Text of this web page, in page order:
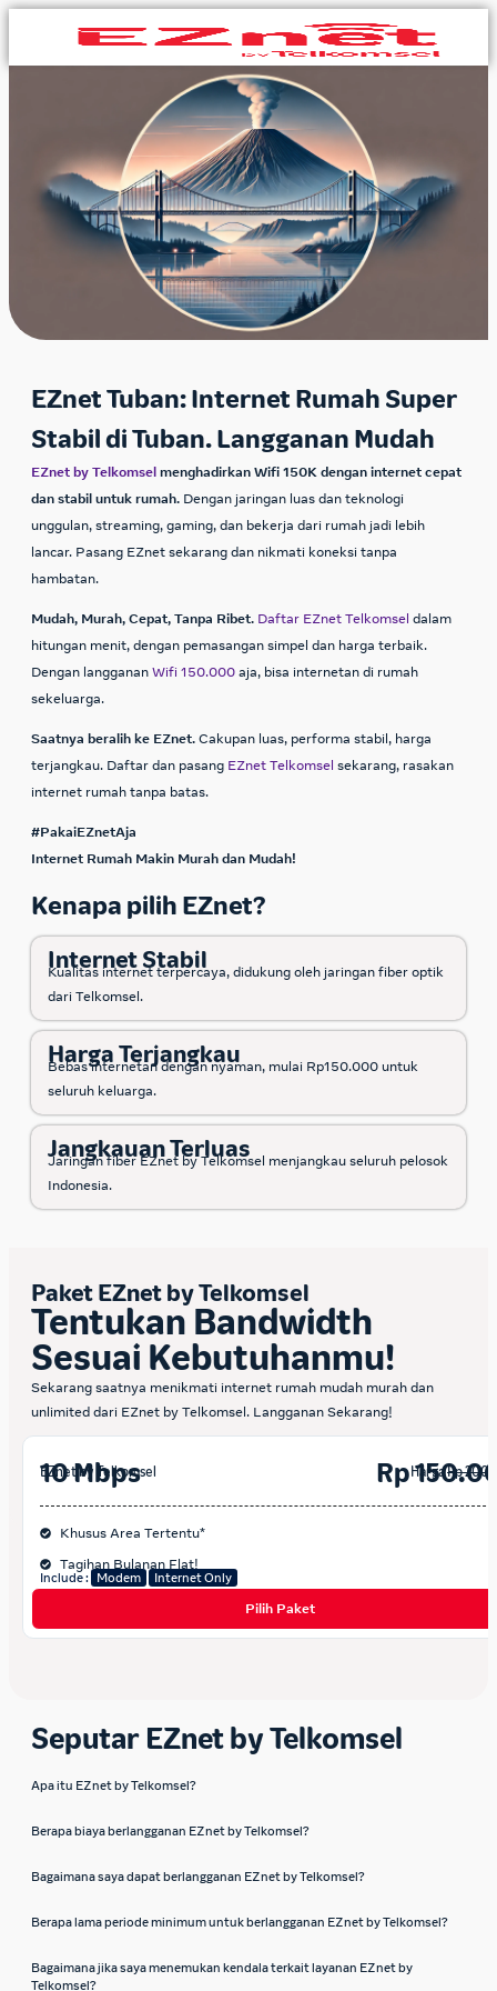
EZnet Tuban: Internet Rumah Super
Stabil di Tuban. Langganan Mudah
EZnet by Telkomsel menghadirkan Wifi 150K dengan internet cepat
dan stabil untuk rumah. Dengan jaringan luas dan teknologi
unggulan, streaming, gaming, dan bekerja dari rumah jadi lebih
lancar. Pasang EZnet sekarang dan nikmati koneksi tanpa
hambatan.
Mudah, Murah, Cepat, Tanpa Ribet. Daftar EZnet Telkomsel dalam
hitungan menit, dengan pemasangan simpel dan harga terbaik.
Dengan langganan Wifi 150.000 aja, bisa internetan di rumah
sekeluarga.
Saatnya beralih ke EZnet. Cakupan luas, performa stabil, harga
terjangkau. Daftar dan pasang EZnet Telkomsel sekarang, rasakan
internet rumah tanpa batas.
#PakaiEZnetAja
Internet Rumah Makin Murah dan Mudah!
Kenapa pilih EZnet?
Internet Stabil
Kualitas internet terpercaya, didukung oleh jaringan fiber optik
dari Telkomsel.
Harga Terjangkau
Bebas internetan dengan nyaman, mulai Rp150.000 untuk
seluruh keluarga.
Jangkauan Terluas
Jaringan fiber EZnet by Telkomsel menjangkau seluruh pelosok
Indonesia.
Paket EZnet by Telkomsel
Tentukan Bandwidth
Sesuai Kebutuhanmu!
Sekarang saatnya menikmati internet rumah mudah murah dan
unlimited dari EZnet by Telkomsel. Langganan Sekarang!
EZnet by Telkomsel
10 Mbps HargaRp
Rp
Khusus Area Tertentu*
Tagihan Bulanan Flat!
Include : Modem Internet Only
Pilih Paket
Seputar EZnet by Telkomsel
Apa itu EZnet by Telkomsel?
Berapa biaya berlangganan EZnet by Telkomsel?
Bagaimana saya dapat berlangganan EZnet by Telkomsel?
Berapa lama periode minimum untuk berlangganan EZnet by Telkomsel?
Bagaimana jika saya menemukan kendala terkait layanan EZnet by
Telkomsel?